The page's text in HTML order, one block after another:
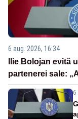
6 aug. 2026, 16:34
Ilie Bolojan evită
partenerei sale:
6